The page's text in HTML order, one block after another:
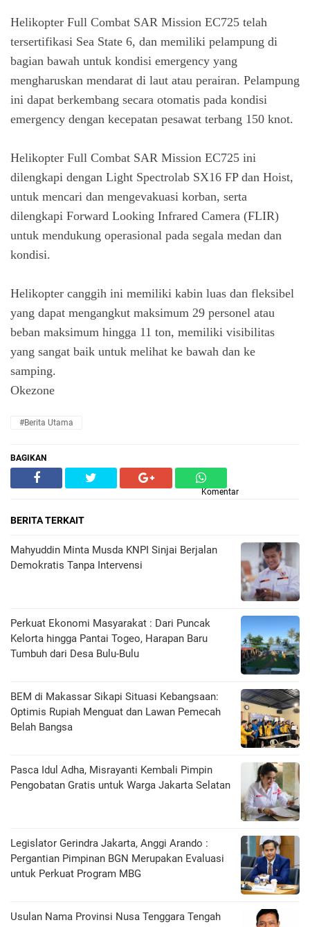
Helikopter Full Combat SAR Mission EC725 telah
tersertifikasi Sea State 6, dan memiliki pelampung di
bagian bawah untuk kondisi emergency yang
mengharuskan mendarat di laut atau perairan. Pelampung
ini dapat berkembang secara otomatis pada kondisi
emergency dengan kecepatan pesawat terbang 150 knot.
Helikopter Full Combat SAR Mission EC725 ini
dilengkapi dengan Light Spectrolab SX16 FP dan Hoist,
untuk mencari dan mengevakuasi korban, serta
dilengkapi Forward Looking Infrared Camera (FLIR)
untuk mendukung operasional pada segala medan dan
kondisi.
Helikopter canggih ini memiliki kabin luas dan fleksibel
yang dapat mengangkut maksimum 29 personel atau
beban maksimum hingga 11 ton, memiliki visibilitas
yang sangat baik untuk melihat ke bawah dan ke
samping.
Okezone
#Berita Utama
BAGIKAN
Komentar
BERITA TERKAIT
Mahyuddin Minta Musda KNPI Sinjai Berjalan
Demokratis Tanpa Intervensi
Perkuat Ekonomi Masyarakat : Dari Puncak
Kelorta hingga Pantai Togeo, Harapan Baru
Tumbuh dari Desa Bulu-Bulu
BEM di Makassar Sikapi Situasi Kebangsaan:
Optimis Rupiah Menguat dan Lawan Pemecah
Belah Bangsa
Pasca Idul Adha, Misrayanti Kembali Pimpin
Pengobatan Gratis untuk Warga Jakarta Selatan
Legislator Gerindra Jakarta, Anggi Arando :
Pergantian Pimpinan BGN Merupakan Evaluasi
untuk Perkuat Program MBG
Usulan Nama Provinsi Nusa Tenggara Tengah